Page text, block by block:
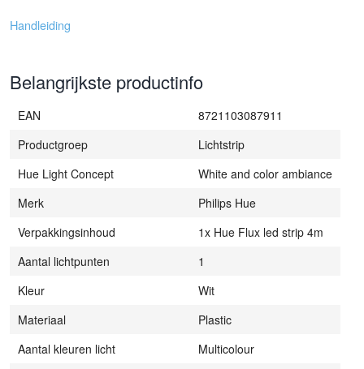
Handleiding
Belangrijkste productinfo
EAN
8721103087911
Productgroep
Lichtstrip
Hue Light Concept
White and color ambiance
Merk
Philips Hue
Verpakkingsinhoud
1x Hue Flux led strip 4m
Aantal lichtpunten
1
Kleur
Wit
Materiaal
Plastic
Aantal kleuren licht
Multicolour